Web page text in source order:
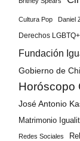
Cultura Pop Daniel
Derechos LGBTQ+
Fundación
Gobierno de
Horóscopo
José Antonio
Matrimonio
Redes Sociales